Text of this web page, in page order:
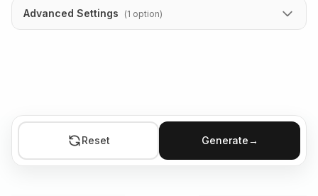
Advanced Settings (1 option)
Reset Generate→